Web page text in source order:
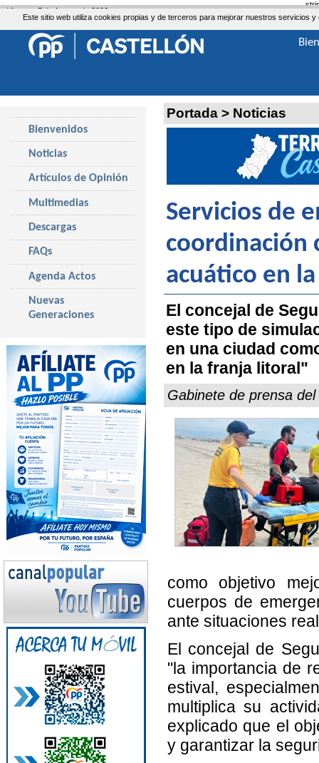
Este sitio web utiliza cookies propias y de terceros para mejorar nuestros servicios
Portada > Noticias
Servicios de
coordinación
acuático en
El concejal de
este tipo de
en una ciudad
en la franja litoral"
Gabinete de prensa
como objetivo
cuerpos de
ante situaciones
El concejal de
"la importancia de
estival,
multiplica su
explicado que el
y garantizar la
Bienvenidos
Noticias
Artículos de Opinión
Multimedias
Descargas
FAQs
Agenda Actos
Nuevas
Generaciones
Viernes, 7 de Agosto de 2026